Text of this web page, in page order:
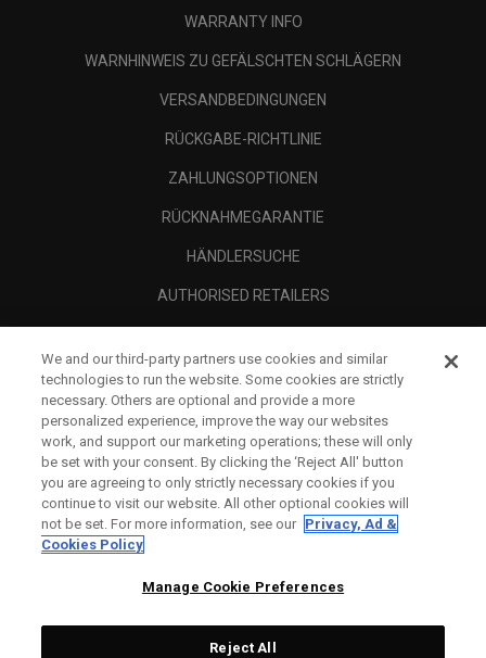
WARRANTY INFO
WARNHINWEIS ZU GEFÄLSCHTEN SCHLÄGERN
VERSANDBEDINGUNGEN
RÜCKGABE-RICHTLINIE
ZAHLUNGSOPTIONEN
RÜCKNAHMEGARANTIE
HÄNDLERSUCHE
AUTHORISED RETAILERS
UNTERNEHMENSPROFIL
RECHTLICHES-
We and our third-party partners use cookies and similar
technologies to run the website. Some cookies are strictly
necessary. Others are optional and provide a more
personalized experience, improve the way our websites
work, and support our marketing operations; these will only
be set with your consent. By clicking the ‘Reject All' button
you are agreeing to only strictly necessary cookies if you
continue to visit our website. All other optional cookies will
not be set. For more information, see our Privacy, Ad &
Cookies Policy
Manage Cookie Preferences
Reject All